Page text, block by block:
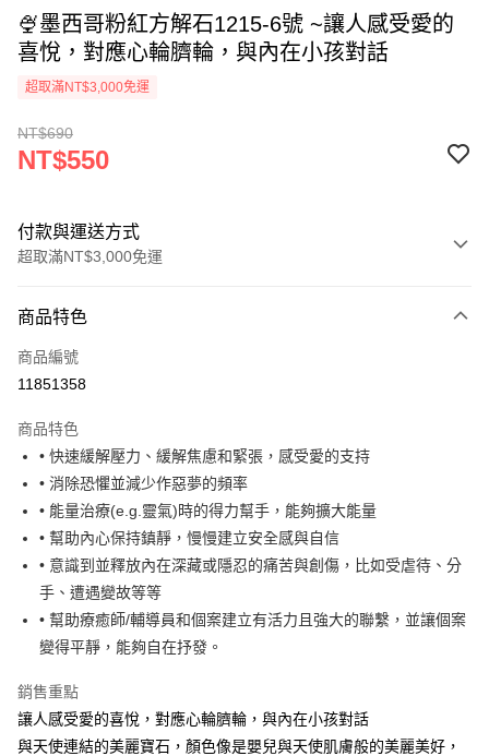
🍨墨西哥粉紅方解石1215-6號 ~讓人感受愛的
喜悅，對應心輪臍輪，與內在小孩對話
超取滿NT$3,000免運
NT$690
NT$550
付款與運送方式
超取滿NT$3,000免運
信用卡一次付款
超商取貨付款
Apple Pay
街口支付
悠遊付
ATM付款
運送方式
每筆NT$80，滿NT$3,000(含以上)免運費
7-11取貨付款
商品特色
商品編號
11851358
商品特色
• 快速緩解壓力、緩解焦慮和緊張，感受愛的支持
• 消除恐懼並減少作惡夢的頻率
• 能量治療(e.g.靈氣)時的得力幫手，能夠擴大能量
• 幫助內心保持鎮靜，慢慢建立安全感與自信
• 意識到並釋放內在深藏或隱忍的痛苦與創傷，比如受虐待、分
手、遭遇變故等等
• 幫助療癒師/輔導員和個案建立有活力且強大的聯繫，並讓個案
變得平靜，能夠自在抒發。
銷售重點
讓人感受愛的喜悅，對應心輪臍輪，與內在小孩對話
與天使連結的美麗寶石，顏色像是嬰兒與天使肌膚般的美麗美好，